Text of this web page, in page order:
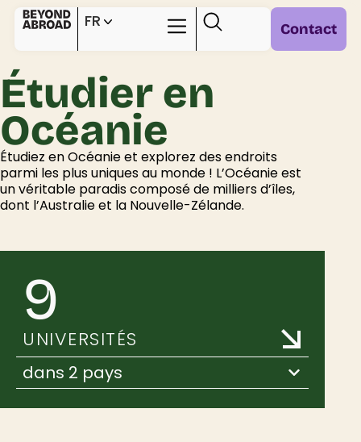
FR Contact
Étudier en
Océanie
Étudiez en Océanie et explorez des endroits
parmi les plus uniques au monde ! L’Océanie est
un véritable paradis composé de milliers d’îles,
dont l’Australie et la Nouvelle-Zélande.
9
UNIVERSITÉS
dans 2 pays